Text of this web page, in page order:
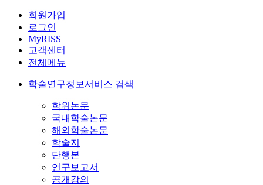
회원가입
로그인
MyRISS
고객센터
전체메뉴
학술연구정보서비스 검색
학위논문
국내학술논문
해외학술논문
학술지
단행본
연구보고서
공개강의